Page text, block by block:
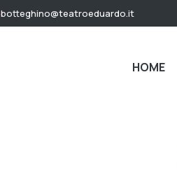
botteghino@teatroeduardo.it
HOME